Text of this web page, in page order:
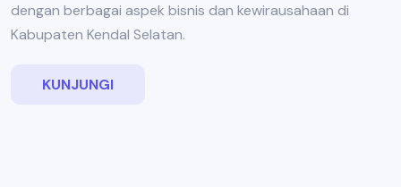
dengan berbagai aspek bisnis dan kewirausahaan di
Kabupaten Kendal Selatan.
KUNJUNGI